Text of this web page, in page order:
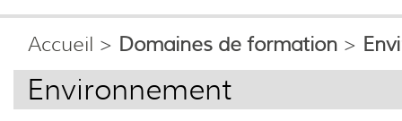
Accueil > Domaines de formation >
Environnement